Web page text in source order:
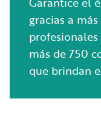
gracias a
más de 750
que brindan